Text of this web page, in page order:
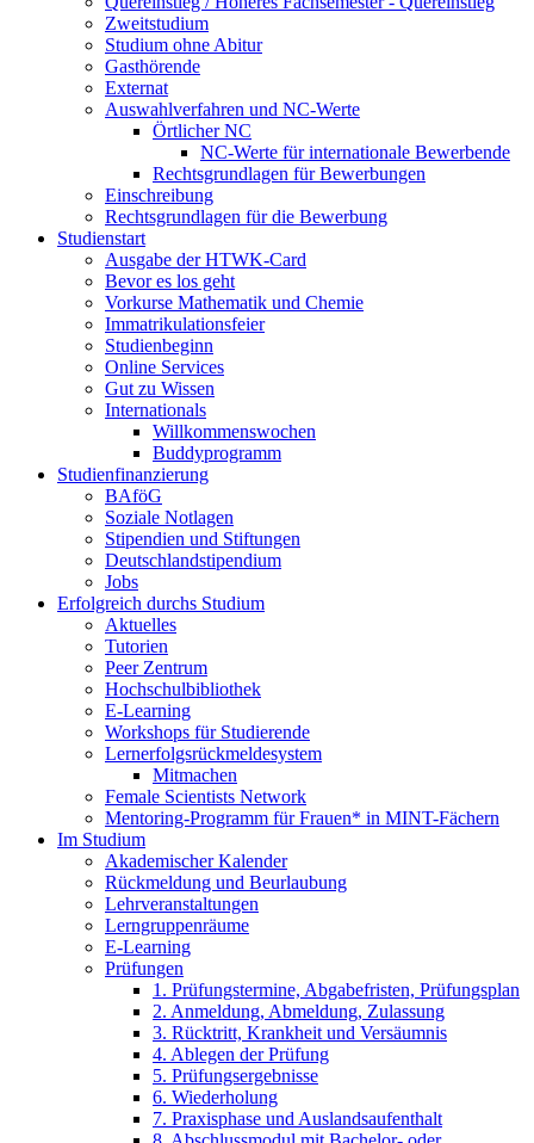
Zweitstudium
Studium ohne Abitur
Gasthörende
Externat
Auswahlverfahren und NC-Werte
Örtlicher NC
NC-Werte für internationale Bewerbende
Rechtsgrundlagen für Bewerbungen
Einschreibung
Rechtsgrundlagen für die Bewerbung
Studienstart
Ausgabe der HTWK-Card
Bevor es los geht
Vorkurse Mathematik und Chemie
Immatrikulationsfeier
Studienbeginn
Online Services
Gut zu Wissen
Internationals
Willkommenswochen
Buddyprogramm
Studienfinanzierung
BAföG
Soziale Notlagen
Stipendien und Stiftungen
Deutschlandstipendium
Jobs
Erfolgreich durchs Studium
Aktuelles
Tutorien
Peer Zentrum
Hochschulbibliothek
E-Learning
Workshops für Studierende
Lernerfolgsrückmeldesystem
Mitmachen
Female Scientists Network
Mentoring-Programm für Frauen* in MINT-Fächern
Im Studium
Akademischer Kalender
Rückmeldung und Beurlaubung
Lehrveranstaltungen
Lerngruppenräume
E-Learning
Prüfungen
1. Prüfungstermine, Abgabefristen, Prüfungsplan
2. Anmeldung, Abmeldung, Zulassung
3. Rücktritt, Krankheit und Versäumnis
4. Ablegen der Prüfung
5. Prüfungsergebnisse
6. Wiederholung
7. Praxisphase und Auslandsaufenthalt